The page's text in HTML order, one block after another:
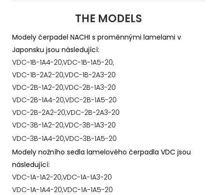
THE MODELS
Modely čerpadel NACHI s proměnnými lamelami v
Japonsku jsou následující:
VDC-1B-1A4-20,VDC-1B-1A5-20,
VDC-1B-2A2-20,VDC-1B-2A3-20
VDC-2B-1A2-20,VDC-2B-1A3-20
VDC-2B-1A4-20,VDC-2B-1A5-20
VDC-2B-2A2-20,VDC-2B-2A3-20
VDC-3B-1A2-20,VDC-3B-1A3-20
VDC-3B-1A4-20,VDC-3B-1A5-20
Modely nožního sedla lamelového čerpadla VDC jsou
následující:
VDC-1A-1A2-20,VDC-1A-1A3-20
VDC-1A-1A4-20,VDC-1A-1A5-20